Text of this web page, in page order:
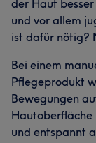
der Haut
und vor allem
ist dafür nötig?
Bei einem
Pflegeprodukt
Bewegungen
Hautoberfläche
und entspannt